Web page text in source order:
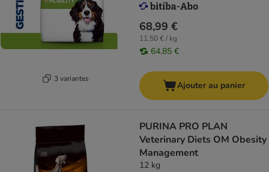
3 variantes
68,99 €
11,50 € / kg
64,85 €
Ajouter au panier
PURINA PRO PLAN
Veterinary Diets OM Obesity
Management
12 kg